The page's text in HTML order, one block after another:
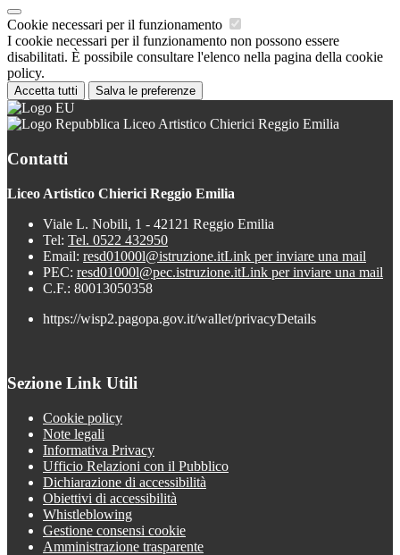
Cookie necessari per il funzionamento
I cookie necessari per il funzionamento non possono essere
disabilitati. È possibile consultare l'elenco nella pagina della cookie
policy.
Accetta tutti Salva le preferenze
Liceo Artistico Chierici Reggio Emilia
Contatti
Liceo Artistico Chierici Reggio Emilia
Viale L. Nobili, 1 - 42121 Reggio Emilia
Tel: Tel. 0522 432950
Email: resd01000l@istruzione.itLink per inviare una mail
PEC: resd01000l@pec.istruzione.itLink per inviare una mail
C.F.: 80013050358
https://wisp2.pagopa.gov.it/wallet/privacyDetails
Sezione Link Utili
Cookie policy
Note legali
Informativa Privacy
Ufficio Relazioni con il Pubblico
Dichiarazione di accessibilità
Obiettivi di accessibilità
Whistleblowing
Gestione consensi cookie
Amministrazione trasparente